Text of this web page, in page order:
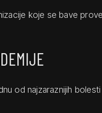
koje se bave
od najzaraznijih